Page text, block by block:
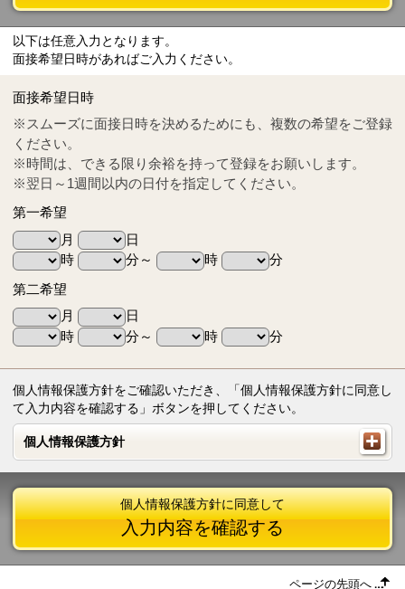
Tel
0570-55-0314
以下は任意入力となります。
面接希望日時があればご入力ください。
面接希望日時
※スムーズに面接日時を決めるためにも、複数の希望をご登録
ください。
※時間は、できる限り余裕を持って登録をお願いします。
※翌日～1週間以内の日付を指定してください。
第一希望
月
日
時
分～ 時
分
第二希望
月
日
時
分～ 時 分
個人情報保護方針をご確認いただき、「個人情報保護方針に同意し
て入力内容を確認する」ボタンを押してください。
個人情報保護方針
個人情報保護方針
個人情報保護方針に同意して
入力内容を確認する
ページの先頭へ